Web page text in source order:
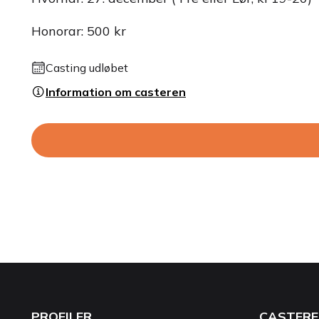
Honorar: 500 kr
Casting udløbet
Information om casteren